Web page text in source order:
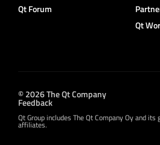
Qt Forum
Qt
© 2026 The Qt Company
Feedback
Qt Group includes The Qt Company Oy and
affiliates.